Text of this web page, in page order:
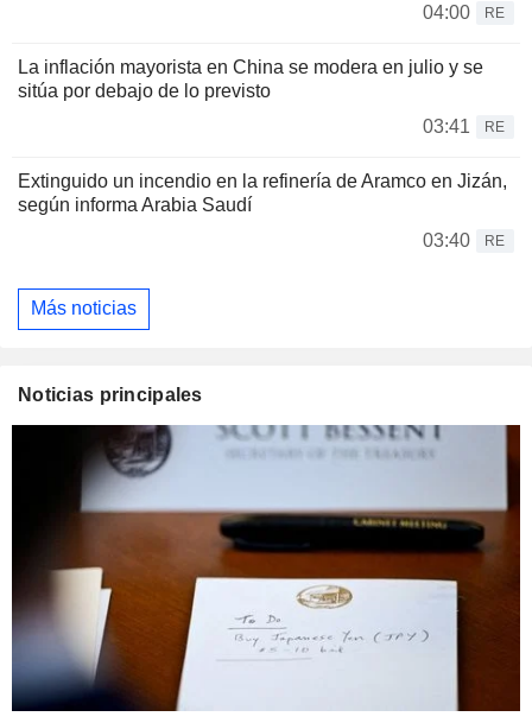
04:00
RE
La inflación mayorista en China se modera en julio y se
sitúa por debajo de lo previsto
03:41
RE
Extinguido un incendio en la refinería de Aramco en Jizán,
según informa Arabia Saudí
03:40
RE
Más noticias
Noticias principales